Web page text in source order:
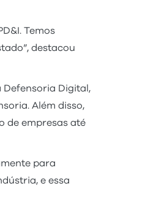
Temos
destacou
Digital,
Além disso,
de empresas até
para
e essa